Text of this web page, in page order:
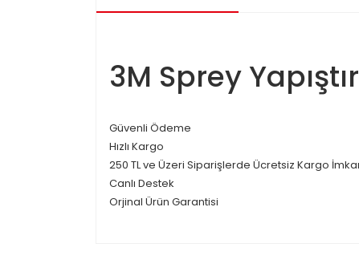
3M Sprey
Güvenli Ödeme
Hızlı Kargo
250 TL ve Üzeri Siparişlerde Ücretsiz Kargo
Canlı Destek
Orjinal Ürün Garantisi